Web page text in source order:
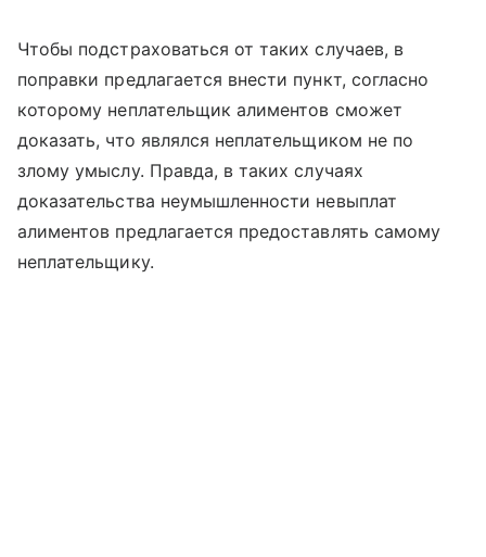
Чтобы подстраховаться от таких случаев, в
поправки предлагается внести пункт, согласно
которому неплательщик алиментов сможет
доказать, что являлся неплательщиком не по
злому умыслу. Правда, в таких случаях
доказательства неумышленности невыплат
алиментов предлагается предоставлять самому
неплательщику.